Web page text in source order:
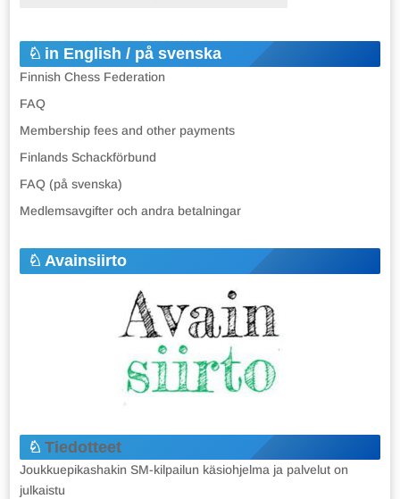
in English / på svenska
Finnish Chess Federation
FAQ
Membership fees and other payments
Finlands Schackförbund
FAQ (på svenska)
Medlemsavgifter och andra betalningar
Avainsiirto
Tiedotteet
Joukkuepikashakin SM-kilpailun käsiohjelma ja palvelut on
julkaistu